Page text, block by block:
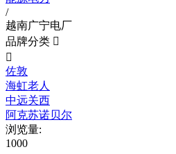
/
越南广宁电厂
品牌分类 

佐敦
海虹老人
中远关西
阿克苏诺贝尔
浏览量:
1000